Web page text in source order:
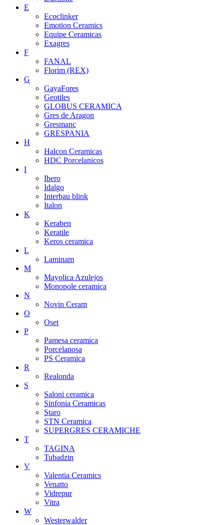
E
Ecoclinker
Emotion Ceramics
Equipe Ceramicas
Exagres
F
FANAL
Florim (REX)
G
GayaFores
Geotiles
GLOBUS CERAMICA
Gres de Aragon
Gresmanc
GRESPANIA
H
Halcon Ceramicas
HDC Porcelanicos
I
Ibero
Idalgo
Interbau blink
Italon
K
Keraben
Keratile
Keros ceramica
L
Laminam
M
Mayolica Azulejos
Monopole ceramica
N
Novin Ceram
O
Oset
P
Pamesa ceramica
Porcelanosa
PS Ceramica
R
Realonda
S
Saloni ceramica
Sinfonia Ceramicas
Staro
STN Ceramica
SUPERGRES CERAMICHE
T
TAGINA
Tubadzin
V
Valentia Ceramics
Venatto
Vidrepur
Vitra
W
Westerwalder